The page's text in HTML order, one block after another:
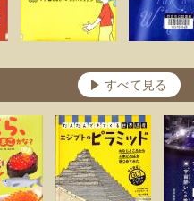
すべて見る